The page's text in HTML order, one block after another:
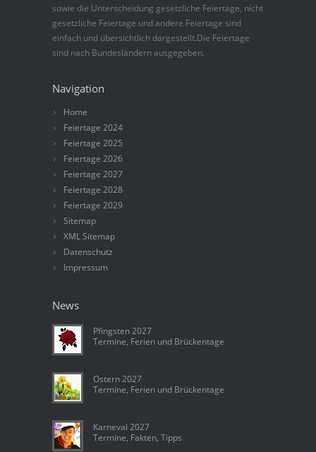
sowie die Unterscheidung gesetzliche Feiertage, nicht
gesetzliche Feiertage und andere Feiertage sind
einfach und übersichtlich dargestellt.Die Feiertage
sind nach Bundesländern ausgegeben.
Navigation
Home
Feiertage 2024
Feiertage 2025
Feiertage 2026
Feiertage 2027
Feiertage 2028
Feiertage 2029
Sitemap
XML Sitemap
Datenschutz
Impressum
News
Pfingsten 2027
Termine, Ferien und Brückentage
Ostern 2027
Termine, Ferien und Brückentage
Karneval 2027
Termine, Fakten, Tipps